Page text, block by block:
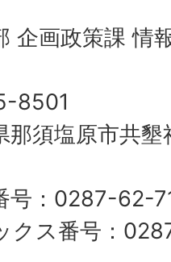
企画政策課 情
8501
那須塩原市共
号：0287-62-
クス番号：